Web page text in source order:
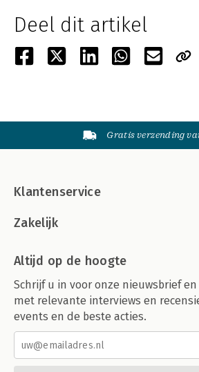
Deel dit artikel
Gratis verzending
Klantenservice
Zakelijk
Altijd op de hoogte
Schrijf u in voor onze nieuwsbrief
met relevante interviews en
events en de beste acties.